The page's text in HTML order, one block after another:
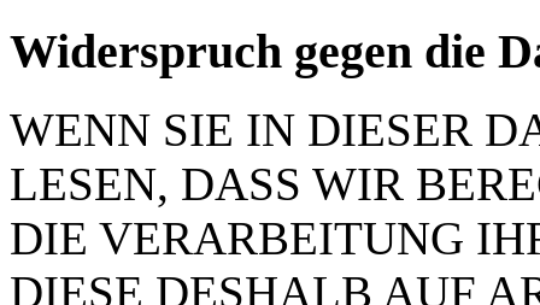
Widerspruch gegen die
WENN SIE IN DIESER
LESEN, DASS WIR
DIE VERARBEITUNG
DIESE DESHALB AUF